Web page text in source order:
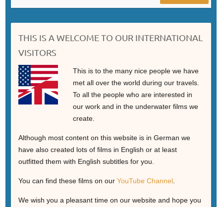
THIS IS A WELCOME TO OUR INTERNATIONAL
VISITORS
This is to the many nice people we have
met all over the world during our travels.
To all the people who are interested in
our work and in the underwater films we
create.
Although most content on this website is in German we
have also created lots of films in English or at least
outfitted them with English subtitles for you.
You can find these films on our YouTube Channel.
We wish you a pleasant time on our website and hope you